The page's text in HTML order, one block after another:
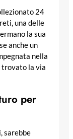
24
una delle
la sua
anche un
nella
trovato la via
per
sarebbe